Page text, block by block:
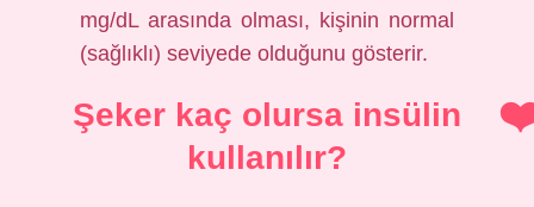
mg/dL arasında olması, kişinin normal
(sağlıklı) seviyede olduğunu gösterir.
Şeker kaç olursa insülin
kullanılır?